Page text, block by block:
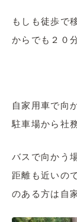
もしも徒歩で
からでも２０
自家用車で向
駐車場から社
バスで向かう
距離も近いの
のある方は自